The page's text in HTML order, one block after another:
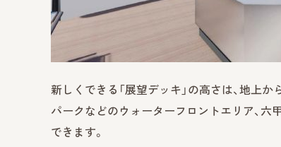
新しくできる「展望デッキ」の高さは、地上か
パークなどのウォーターフロントエリア、六
できます。